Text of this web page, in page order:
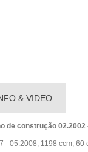
& VIDEO
de construção 02.2002
- 05.2008, 1198 ccm, 60